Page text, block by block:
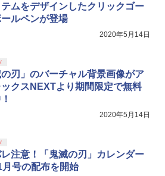
ムをデザインしたクリックゴー
ルペンが登場
2020年5月14日
の刃」のバーチャル背景画像がア
クスNEXTより期間限定で無料
2020年5月14日
注意！「鬼滅の刃」カレンダー
月号の配布を開始